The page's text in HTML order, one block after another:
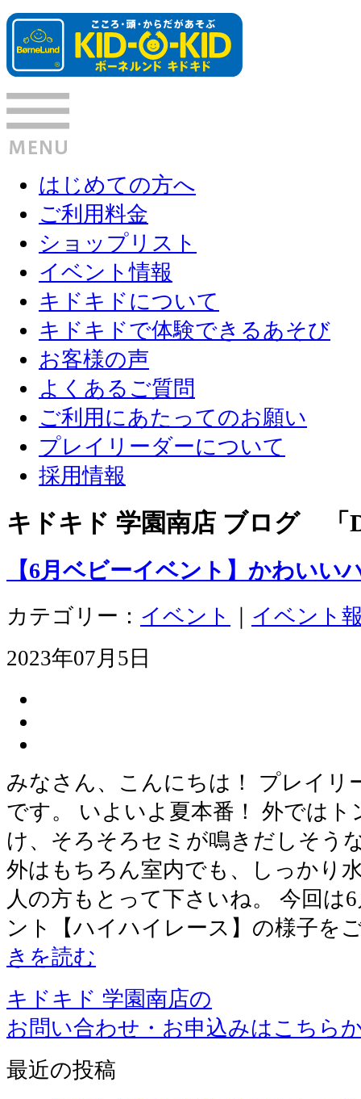
はじめての方へ
ご利用料金
ショップリスト
イベント情報
キドキドについて
キドキドで体験できるあそび
お客様の声
よくあるご質問
ご利用にあたってのお願い
プレイリーダーについて
採用情報
キドキド 学園南店 ブログ 「
【6月ベビーイベント】かわいい
カテゴリー： イベント
イベント
2023年07月5日
みなさん、こんにちは！ プレイリ
です。 いよいよ夏本番！ 外では
け、そろそろセミが鳴きだしそう
外はもちろん室内でも、しっかり
人の方もとって下さいね。 今回は
ント【ハイハイレース】の様子を
きを読む
キドキド 学園南店の
お問い合わせ・お申込みはこちら
最近の投稿